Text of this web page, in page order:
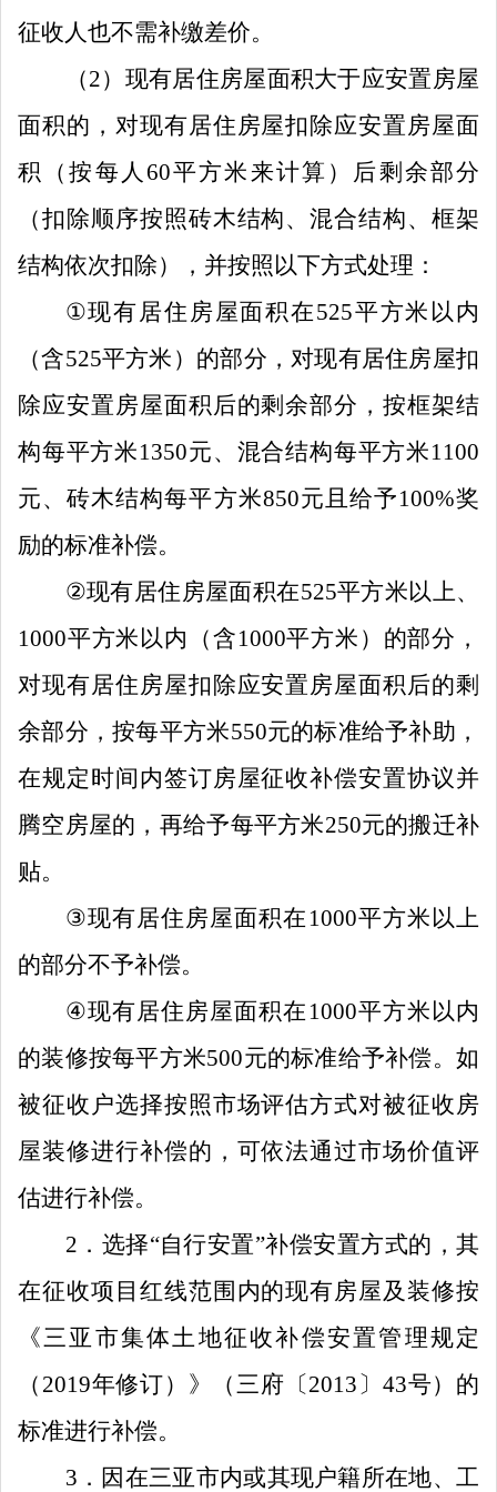
征收人也不需补缴差价。
（2） 现有居住房屋面积大于应安置房屋
面积的，对现有居住房屋扣除应安置房屋面
积
（按每人 60平方米来计算）
后剩余部分
（扣除顺序按照砖木结构、混合结构、框架
结构依次扣除） ， 并按照以下方式处理：
①现有 居住 房屋面积在525平方米以内
（含525平方米） 的部分 ，对现有居住房屋扣
除应安置房屋面积后的剩余部分，按框架结
构每平方米1350元、混合结构每平方米1100
元、砖木结构每平方米850元 且给予100%奖
励的标准补偿。
②现有居住房屋面积在525平方米以上、
1000平方米以内（含1000平方米）的部分，
对现有居住房屋扣除应安置房屋面积后的剩
余部分，按每平方米550元的标准给予补助，
在规定时间内签订房屋征收补偿安置协议并
腾空房屋的，再给予每平方米250元的搬迁补
贴。
③现有居住房屋面积在 1000平方米以上
的部分不予补偿。
④现有居住房屋面积在 1000平方米以内
的装修按每平方米500元的标准给予补偿。如
被征收户选择按照市场评估方式对被征收房
屋装修进行补偿的，可依法通过市场价值评
估进行补偿。
2 ． 选择“自行安置”补偿安置方式的，其
在征收项目红线范围内的现有房屋 及装修按
《三亚市集体土地征收补偿安置管理规定
（ 2019年修订）》（三府〔2013 〕 43号） 的
标准进行补偿。
3 ． 因在三亚市内或其现户籍所在地、工